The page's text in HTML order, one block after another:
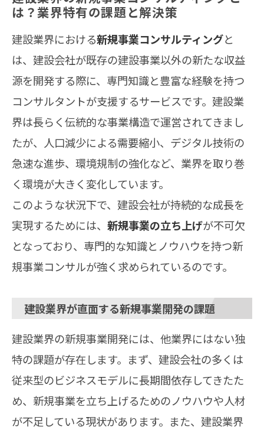
は？業界特有の課題と解決策
建設業界における新規事業コンサルティングと
は、建設会社が既存の建設事業以外の新たな収益
源を開発する際に、専門知識と豊富な経験を持つ
コンサルタントが支援するサービスです。建設業
界は長らく伝統的な事業構造で運営されてきまし
たが、人口減少による需要縮小、デジタル技術の
急速な進歩、環境規制の強化など、業界を取り巻
く環境が大きく変化しています。
このような状況下で、建設会社が持続的な成長を
実現するためには、 新規事業の立ち上げが不可欠
となっており、専門的な知識とノウハウを持つ新
規事業コンサルが強く求められているのです。
建設業界が直面する新規事業開発の課題
建設業界の新規事業開発には、他業界にはない独
特の課題が存在します。まず、建設会社の多くは
従来型のビジネスモデルに長期間依存してきたた
め、新規事業を立ち上げるためのノウハウや人材
が不足している現状があります。また、建設業界